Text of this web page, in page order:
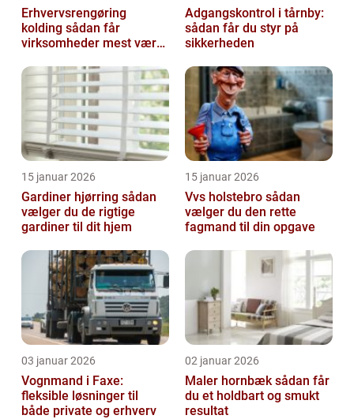
Erhvervsrengøring
kolding sådan får
virksomheder mest værdi
Adgangskontrol i tårnby:
sådan får du styr på
sikkerheden
15 januar 2026
Gardiner hjørring sådan
vælger du de rigtige
gardiner til dit hjem
15 januar 2026
Vvs holstebro sådan
vælger du den rette
fagmand til din opgave
03 januar 2026
Vognmand i Faxe:
fleksible løsninger til
både private og erhverv
02 januar 2026
Maler hornbæk sådan får
du et holdbart og smukt
resultat